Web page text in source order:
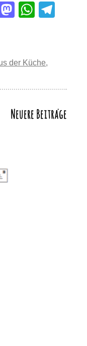
Bl
M
o
o
n
W
s
p
p
m
der Küche,
Neuere Beiträge